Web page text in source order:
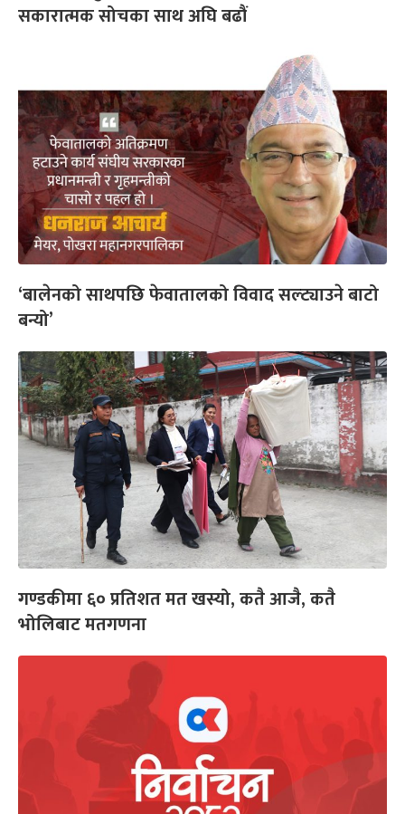
सकारात्मक सोचका साथ अघि बढौं
‘बालेनको साथपछि फेवातालको विवाद सल्ट्याउने बाटो
बन्यो’
गण्डकीमा ६० प्रतिशत मत खस्यो, कतै आजै, कतै
भोलिबाट मतगणना